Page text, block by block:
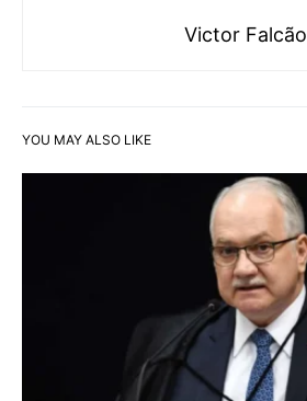
Victor Falcão
YOU MAY ALSO LIKE